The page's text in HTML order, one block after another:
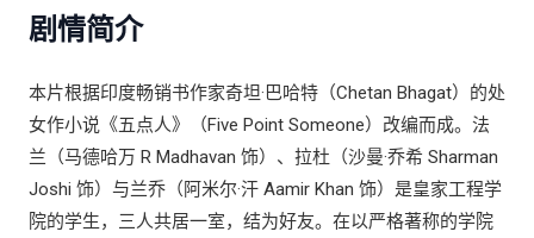
剧情简介
本片根据印度畅销书作家奇坦·巴哈特（Chetan Bhagat）的处
女作小说《五点人》（Five Point Someone）改编而成。法
兰（马德哈万 R Madhavan 饰）、拉杜（沙曼·乔希 Sharman
Joshi 饰）与兰乔（阿米尔·汗 Aamir Khan 饰）是皇家工程学
院的学生，三人共居一室，结为好友。在以严格著称的学院